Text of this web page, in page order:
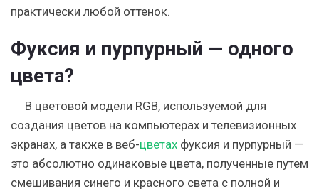
практически любой оттенок.
Фуксия и пурпурный — одного
цвета?
В цветовой модели RGB, используемой для
создания цветов на компьютерах и телевизионных
экранах, а также в веб-цветах фуксия и пурпурный —
это абсолютно одинаковые цвета, полученные путем
смешивания синего и красного света с полной и